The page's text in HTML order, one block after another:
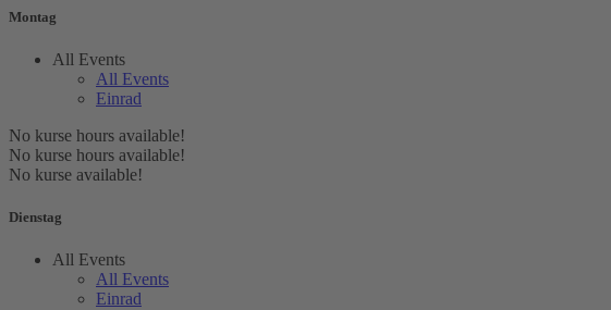
Montag
All Events
All Events
Einrad
No kurse hours available!
No kurse hours available!
No kurse available!
Dienstag
All Events
All Events
Einrad